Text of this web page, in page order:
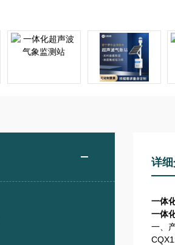
详
一体
一体
一、